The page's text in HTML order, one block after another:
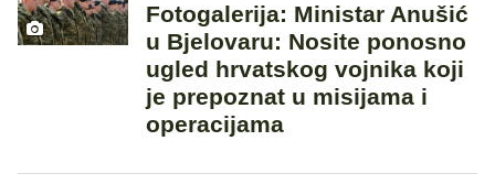
Fotogalerija: Ministar Anušić
u Bjelovaru: Nosite ponosno
ugled hrvatskog vojnika koji
je prepoznat u misijama i
operacijama